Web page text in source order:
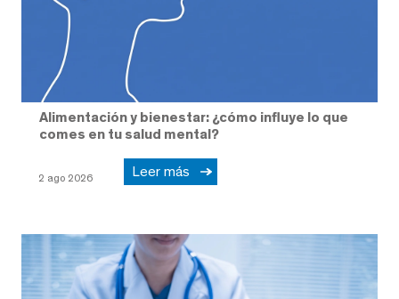
Alimentación y bienestar: ¿cómo influye lo que
comes en tu salud mental?
2 ago 2026 Leer más